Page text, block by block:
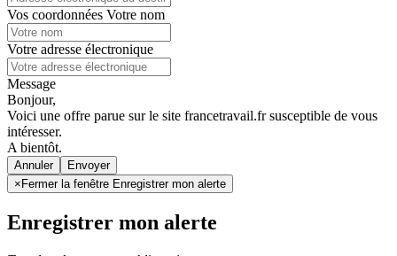
Vos coordonnées Votre nom
Votre adresse électronique
Message
Bonjour,
Voici une offre parue sur le site francetravail.fr susceptible de vous
intéresser.
A bientôt.
Annuler
× Fermer la fenêtre Enregistrer mon alerte
Enregistrer mon alerte